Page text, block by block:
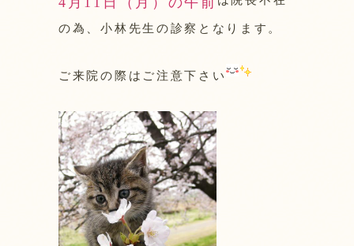
の為、小林先生の診察となります。
ご来院の際はご注意下さい